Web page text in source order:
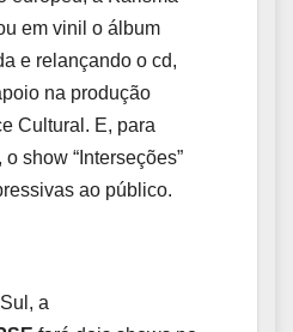
em vinil o álbum
e relançando o cd,
na produção
Cultural. E, para
show “Interseções”
ao público.
a